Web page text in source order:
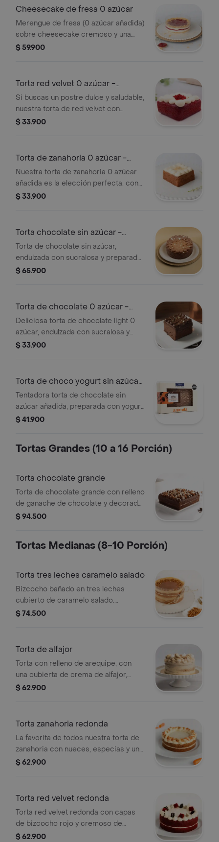
única en cada bocado. su irresistible
toque final perfecto. ¡ordénala ya y
disfrútala!.
Cheesecake de fresa 0 azúcar
Merengue de fresa (0 azúcar añadida)
sobre cheesecake cremoso y una
cama de galletas ( edición de
$ 59.900
Torta red velvet 0 azúcar -
pequeña
Si buscas un postre dulce y saludable,
nuestra torta de red velvet con
cremoso de queso y sin azúcar
$ 33.900
Torta de zanahoria 0 azúcar -
pequeña
Nuestra torta de zanahoria 0 azúcar
añadida es la elección perfecta. con
su textura suave y húmeda,
toque final perfecto para coronar
¡ordénala ya y disfrútala!.
$ 33.900
Torta chocolate sin azúcar -
redonda
Torta de chocolate sin azúcar,
endulzada con sucralosa y preparada
con aceites vegetales. Forma
$ 65.900
Torta de chocolate 0 azúcar -
pequeña
Deliciosa torta de chocolate light 0
azúcar, endulzada con sucralosa y
preparada con aceites vegetales.
$ 33.900
Torta de choco yogurt sin azúcar
añadida
Tentadora torta de chocolate sin
azúcar añadida, preparada con yogur
natural para una experiencia suave y
$ 41.900
Tortas Grandes (10 a 16 Porción)
Torta chocolate grande
Torta de chocolate grande con relleno
de ganache de chocolate y decorada
con trozos de nuez.
$ 94.500
Tortas Medianas (8-10 Porción)
Torta tres leches caramelo salado
Bizcocho bañado en tres leches
cubierto de caramelo salado.
presentación mediana. porciones
$ 74.500
Torta de alfajor
Torta con relleno de arequipe, con
una cubierta de crema de alfajor,
decorada con alfajores. puedes servir
$ 62.900
Torta zanahoria redonda
La favorita de todos nuestra torta de
zanahoria con nueces, especias y un
cremoso de queso.
$ 62.900
Torta red velvet redonda
Torta red velvet redonda con capas
de bizcocho rojo y cremoso de
queso.
$ 62.900